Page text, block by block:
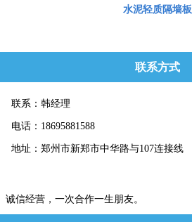
水泥轻质隔墙板
联系方式
联系：韩经理
电话：18695881588
地址：郑州市新郑市中华路与107连接线
诚信经营，一次合作一生朋友。